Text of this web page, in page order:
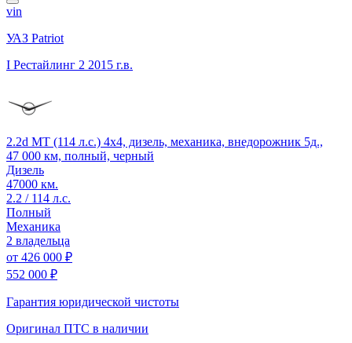
vin
УАЗ Patriot
I Рестайлинг 2 2015 г.в.
2.2d MT (114 л.с.) 4x4, дизель, механика, внедорожник 5д.,
47 000 км, полный, черный
Дизель
47000 км.
2.2 / 114 л.с.
Полный
Механика
2 владельца
от 426 000 ₽
552 000 ₽
Гарантия юридической чистоты
Оригинал ПТС в наличии